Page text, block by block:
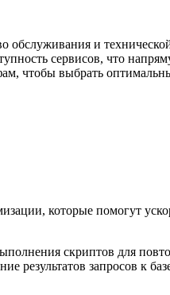
обслуживания и
сервисов, что
чтобы выбрать
которые помогут
скриптов для
результатов запросов к